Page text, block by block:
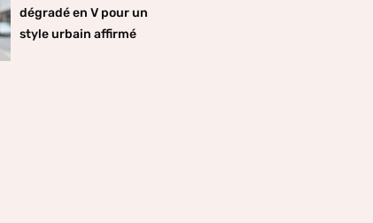
dégradé en V pour un
style urbain affirmé